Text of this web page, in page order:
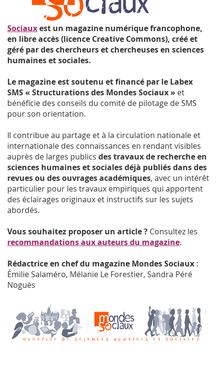
Sociauxest un magazine numérique francophone,
en libre accès (licence Creative Commons), créé et
géré par des chercheurs et chercheuses en sciences
humaines et sociales.
Le magazine est soutenu et financé par le Labex
SMS « Structurations des Mondes Sociaux » et
bénéficie des conseils du comité de pilotage de SMS
pour son orientation.
Il contribue au partage et à la circulation nationale et
internationale des connaissances en rendant visibles
auprès de larges publics des travaux de recherche en
sciences humaines et sociales déjà publiés dans des
revues ou des ouvrages académiques, avec un intérêt
particulier pour les travaux empiriques qui apportent
des éclairages originaux et instructifs sur les sujets
abordés.
Vous souhaitez proposer un article ? Consultez les
recommandations aux auteurs du magazine.
Rédactrice en chef du magazine Mondes Sociaux :
Émilie Salaméro, Mélanie Le Forestier, Sandra Péré
Noguès